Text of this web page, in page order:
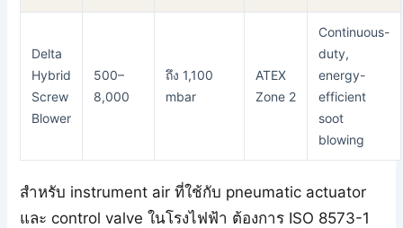
Delta
Hybrid
Screw
Blower
500–
8,000
ถึง 1,100
mbar
ATEX
Zone 2
Continuous-
duty,
energy-
efficient
soot
blowing
สำหรับ instrument air ที่ใช้กับ pneumatic actuator
และ control valve ในโรงไฟฟ้า ต้องการ ISO 8573-1